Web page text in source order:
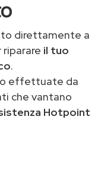
direttamente a
riparare il tuo
.
effettuate da
che vantano
Hotpoint